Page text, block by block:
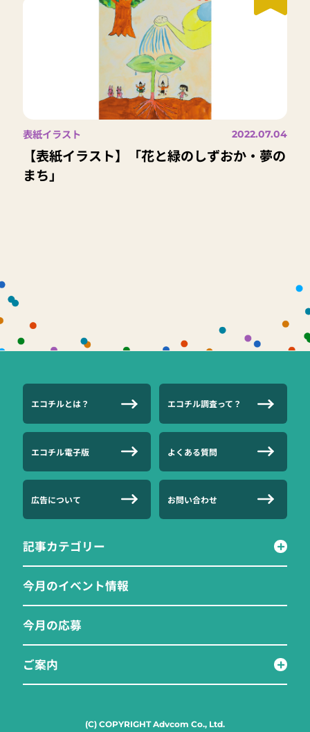
表紙イラスト 2022.07.04
【表紙イラスト】「花と緑のしずおか・夢の
まち」
エコチルとは？ エコチル調査って？
エコチル電子版 よくある質問
広告について お問い合わせ
記事カテゴリー
今月のイベント情報
今月の応募
ご案内
(C) COPYRIGHT Advcom Co., Ltd.